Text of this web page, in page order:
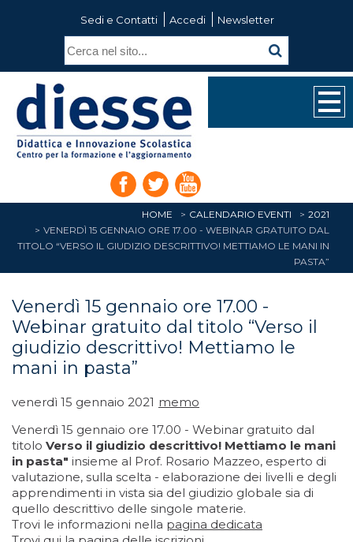
Sedi e Contatti Accedi Newsletter
HOME CALENDARIO EVENTI
2021
VENERDÌ 15 GENNAIO ORE 17.00 - WEBINAR GRATUITO DAL
TITOLO “VERSO IL GIUDIZIO DESCRITTIVO! METTIAMO LE MANI IN
PASTA”
Venerdì 15 gennaio ore 17.00 -
Webinar gratuito dal titolo “Verso il
giudizio descrittivo! Mettiamo le
mani in pasta”
venerdì 15 gennaio 2021 memo
Venerdì 15 gennaio ore 17.00 - Webinar gratuito dal
titolo Verso il giudizio descrittivo! Mettiamo le mani
in pasta" insieme al Prof. Rosario Mazzeo, esperto di
valutazione, sulla scelta - elaborazione dei livelli e degli
apprendimenti in vista sia del giudizio globale sia di
quello descrittivo delle singole materie.
Trovi le informazioni nella pagina dedicata